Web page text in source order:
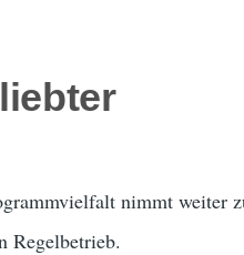
nimmt weiter
Regelbetrieb.